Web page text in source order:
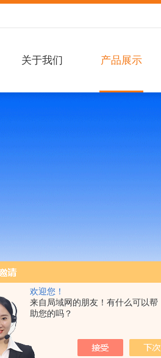
欢迎您！
来自局域网的朋友！有什么可以帮
助您的吗？
关于我们 产品展示
我的位置： >产